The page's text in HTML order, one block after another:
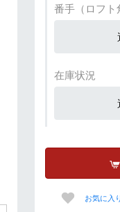
番手（ロフト
在庫状況
お気に入